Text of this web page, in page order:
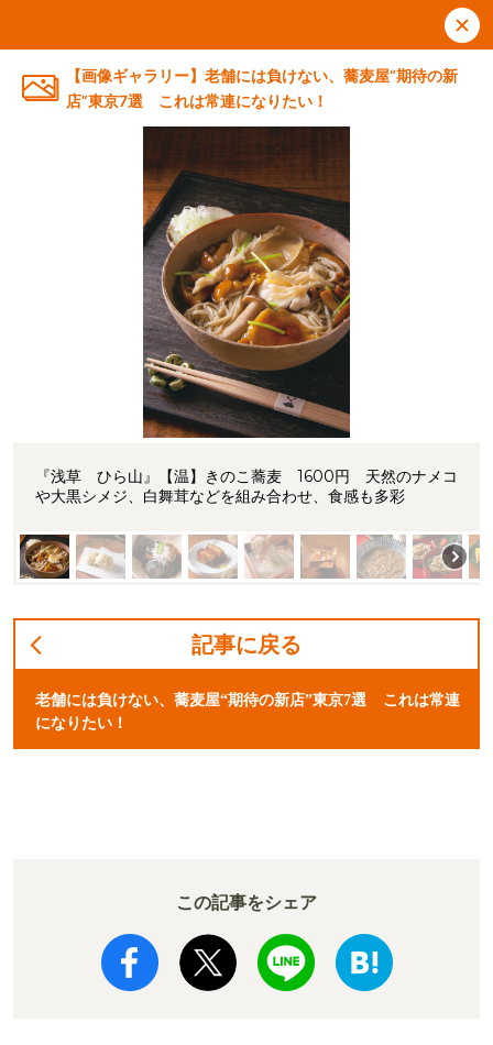
【画像ギャラリー】老舗には負けない、蕎麦屋“期待の新
店”東京7選 これは常連になりたい！
『浅草 ひら山』【温】きのこ蕎麦 1600円 天然のナメコ
や大黒シメジ、白舞茸などを組み合わせ、食感も多彩
記事に戻る
老舗には負けない、蕎麦屋“期待の新店”東京7選 これは常連
になりたい！
この記事をシェア